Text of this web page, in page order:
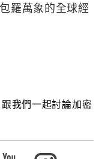
羅萬象的全球經
我們一起討論加密